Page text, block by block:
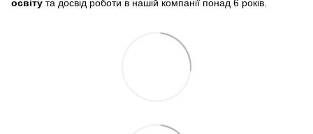
освіту та досвід роботи в нашій компанії понад 6 років.